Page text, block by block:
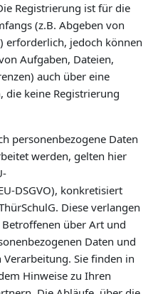
Registrierung ist für die
(z.B. Abgeben von
erforderlich, jedoch können
Aufgaben, Dateien,
auch über eine
die keine Registrierung
personenbezogene Daten
werden, gelten hier
DSGVO), konkretisiert
Diese verlangen
über Art und
Daten und
Sie finden in
Hinweise zu Ihren